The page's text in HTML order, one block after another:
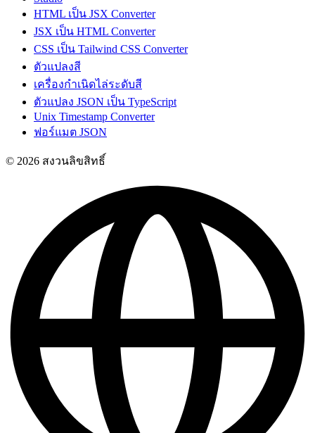
HTML เป็น JSX Converter
JSX เป็น HTML Converter
CSS เป็น Tailwind CSS Converter
ตัวแปลงสี
เครื่องกำเนิดไล่ระดับสี
ตัวแปลง JSON เป็น TypeScript
Unix Timestamp Converter
ฟอร์แมต JSON
© 2026 สงวนลิขสิทธิ์